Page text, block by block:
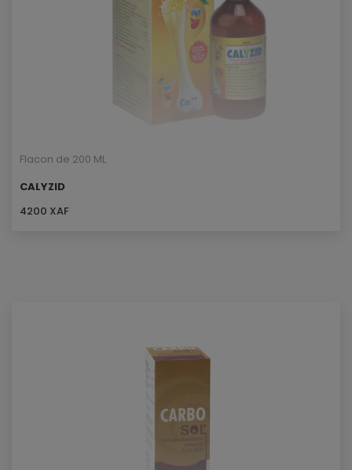
Flacon de 200 ML
CALYZID
4200 XAF